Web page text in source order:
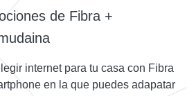
de Fibra +
internet para tu casa con Fibra
en la que puedes adapatar